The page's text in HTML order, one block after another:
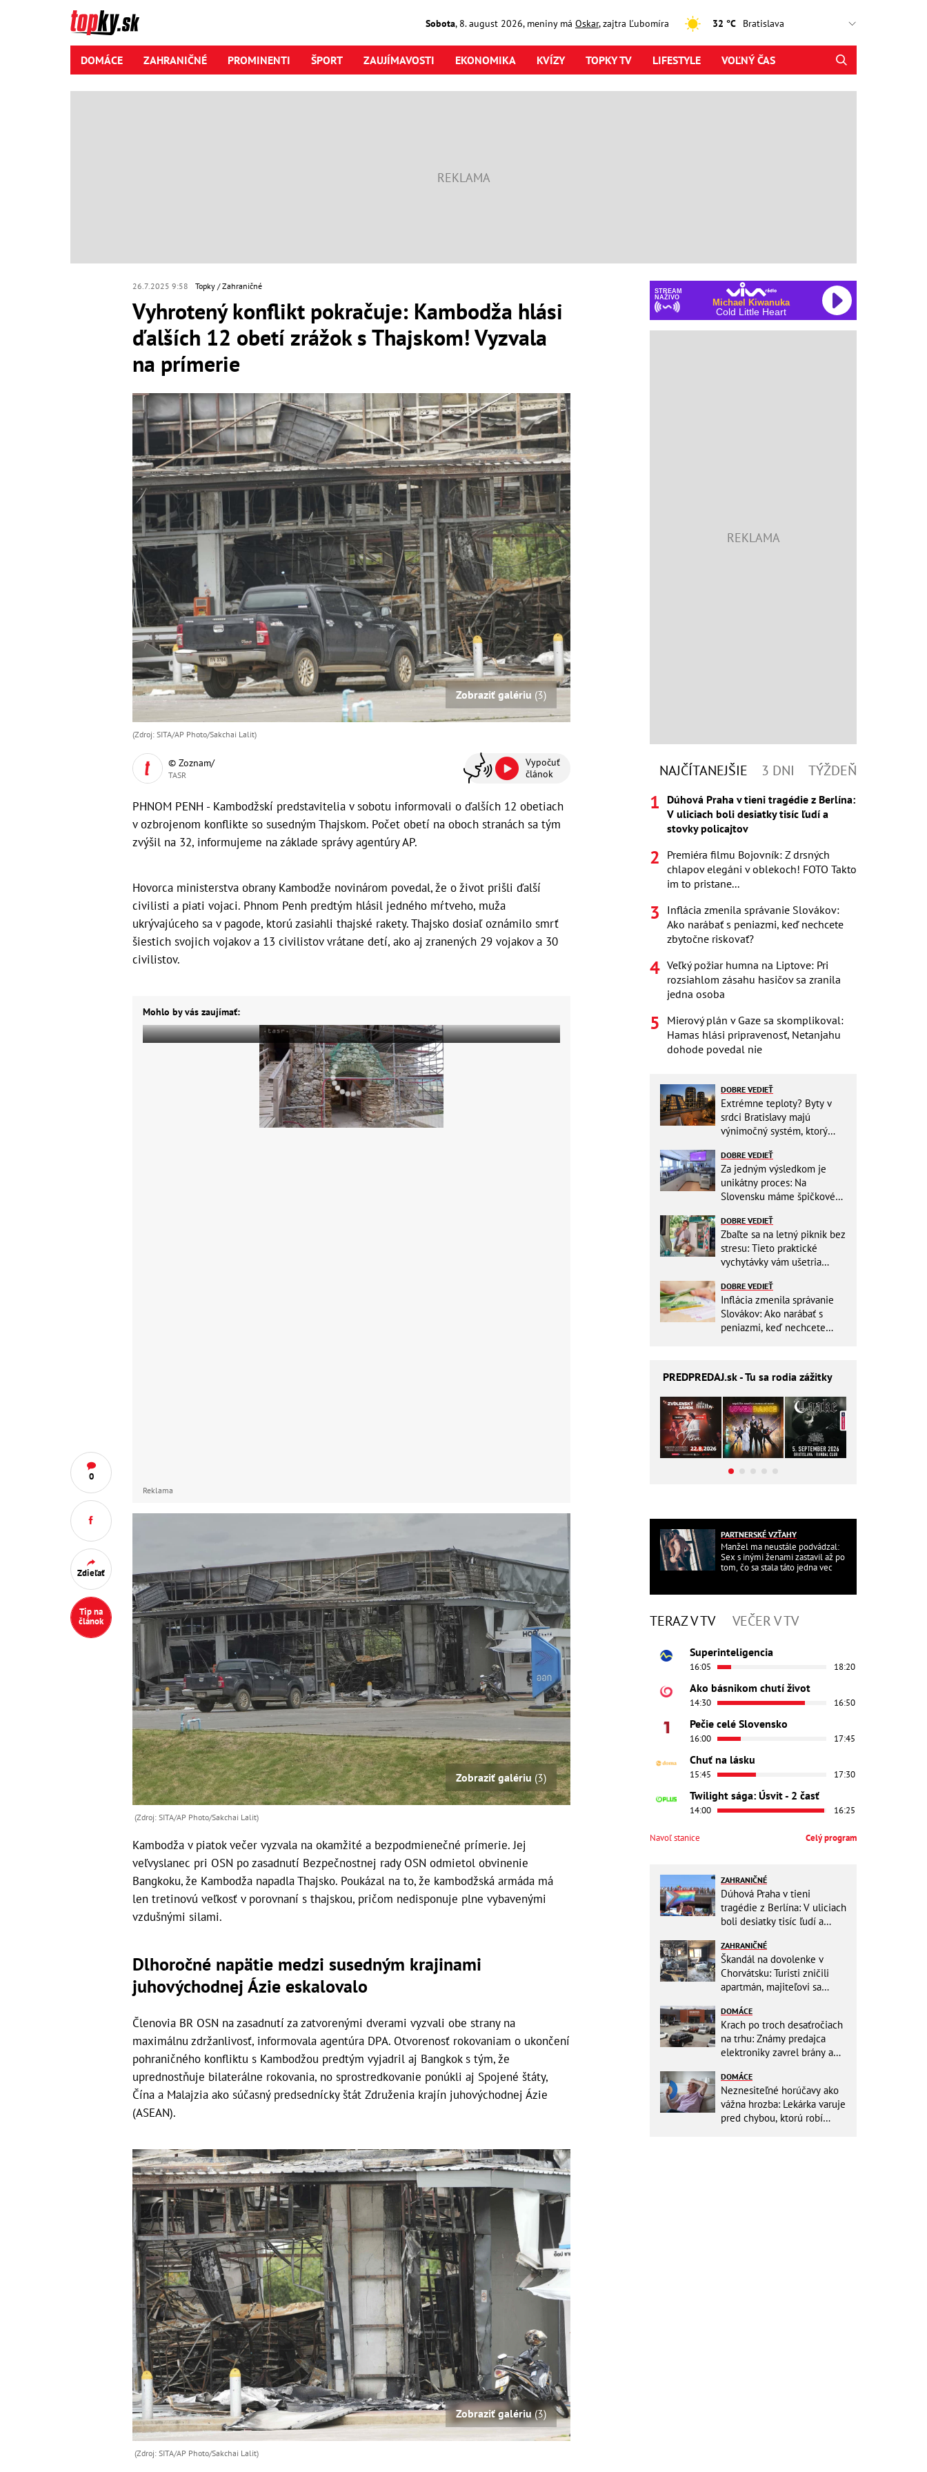
Sobota, 8. august2026, meniny má Oskar, zajtra Ľubomíra 32 °C
DOMÁCE ZAHRANIČNÉ PROMINENTI ŠPORT ZAUJÍMAVOSTI EKONOMIKA KVÍZY TOPKY TV LIFESTYLE VOĽNÝ ČAS
26.7.2025 9:58 Topky Zahraničné
Vyhrotený konflikt pokračuje: Kambodža hlási
ďalších 12 obetí zrážok s Thajskom! Vyzvala
na prímerie
0
Zdieľať
Tip na
článok
Zobraziť galériu (3)
(Zdroj: SITA/AP Photo/Sakchai Lalit)
© Zoznam/
TASR
Vypočuť
článok
PHNOM PENH - Kambodžskí predstavitelia v sobotu informovali o ďalších 12 obetiach
v ozbrojenom konflikte so susedným Thajskom. Počet obetí na oboch stranách sa tým
zvýšil na 32, informujeme na základe správy agentúry AP.
Hovorca ministerstva obrany Kambodže novinárom povedal, že o život prišli ďalší
civilisti a piati vojaci. Phnom Penh predtým hlásil jedného mŕtveho, muža
ukrývajúceho sa v pagode, ktorú zasiahli thajské rakety. Thajsko dosiaľ oznámilo smrť
šiestich svojich vojakov a 13 civilistov vrátane detí, ako aj zranených 29 vojakov a 30
civilistov.
Mohlo by vás zaujímať:
Reklama
Zobraziť galériu (3)
(Zdroj: SITA/AP Photo/Sakchai Lalit)
Kambodža v piatok večer vyzvala na okamžité a bezpodmienečné prímerie. Jej
veľvyslanec pri OSN po zasadnutí Bezpečnostnej rady OSN odmietol obvinenie
Bangkoku, že Kambodža napadla Thajsko. Poukázal na to, že kambodžská armáda má
len tretinovú veľkosť v porovnaní s thajskou, pričom nedisponuje plne vybavenými
vzdušnými silami.
Dlhoročné napätie medzi susedným krajinami
juhovýchodnej Ázie eskalovalo
Členovia BR OSN na zasadnutí za zatvorenými dverami vyzvali obe strany na
maximálnu zdržanlivosť, informovala agentúra DPA. Otvorenosť rokovaniam o ukončení
pohraničného konfliktu s Kambodžou predtým vyjadril aj Bangkok s tým, že
uprednostňuje bilaterálne rokovania, no sprostredkovanie ponúkli aj Spojené štáty,
Čína a Malajzia ako súčasný predsednícky štát Združenia krajín juhovýchodnej Ázie
(ASEAN).
Zobraziť galériu(3)
(Zdroj: SITA/AP Photo/Sakchai Lalit)
STREAM
NAŽIVO
Michael Kiwanuka
Cold Little Heart
NAJČÍTANEJŠIE 3 DNI TÝŽDEŇ
Dúhová Praha v tieni tragédie z Berlína:
V uliciach boli desiatky tisíc ľudí a
stovky policajtov
Premiéra filmu Bojovník: Z drsných
chlapov elegáni v oblekoch! FOTO Takto
im to pristane...
Inflácia zmenila správanie Slovákov:
Ako narábať s peniazmi, keď nechcete
zbytočne riskovať?
Veľký požiar humna na Liptove: Pri
rozsiahlom zásahu hasičov sa zranila
jedna osoba
Mierový plán v Gaze sa skomplikoval:
Hamas hlási pripravenosť, Netanjahu
dohode povedal nie
DOBRE VEDIEŤ
Extrémne teploty? Byty v
srdci Bratislavy majú
výnimočný systém, ktorý
DOBRE VEDIEŤ
Za jedným výsledkom je
unikátny proces: Na
Slovensku máme špičkové
DOBRE VEDIEŤ
Zbaľte sa na letný piknik bez
stresu: Tieto praktické
vychytávky vám ušetria
DOBRE VEDIEŤ
Inflácia zmenila správanie
Slovákov: Ako narábať s
peniazmi, keď nechcete
PREDPREDAJ.sk - Tu sa rodia zážitky
PARTNERSKÉ VZŤAHY
Manžel ma neustále podvádzal:
Sex s inými ženami zastavil až po
tom, čo sa stala táto jedna vec
TERAZ V TV VEČER V TV
Superinteligencia
16:05 18:20
Ako básnikom chutí život
14:30 16:50
Pečie celé Slovensko
16:00 17:45
Chuť na lásku
15:45 17:30
Twilight sága: Úsvit - 2 časť
14:00 16:25
Navoľ stanice Celý program
ZAHRANIČNÉ
Dúhová Praha v tieni
tragédie z Berlína: V uliciach
boli desiatky tisíc ľudí a
ZAHRANIČNÉ
Škandál na dovolenke v
Chorvátsku: Turisti zničili
apartmán, majiteľovi sa
preplatiť hotel
DOMÁCE
Krach po troch desaťročiach
na trhu: Známy predajca
elektroniky zavrel brány a
DOMÁCE
Neznesiteľné horúčavy ako
vážna hrozba: Lekárka varuje
pred chybou, ktorú robí